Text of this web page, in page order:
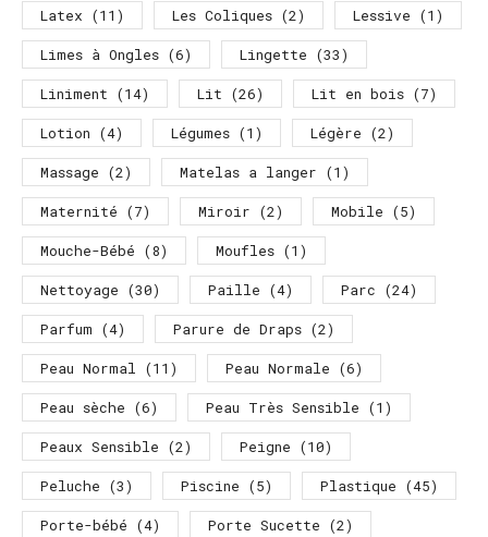
Latex (11) Les Coliques (2) Lessive (1)
Limes à Ongles (6) Lingette (33)
Liniment (14) Lit (26) Lit en bois (7)
Lotion (4) Légumes (1) Légère (2)
Massage (2) Matelas a langer (1)
Maternité (7) Miroir (2) Mobile (5)
Mouche-Bébé (8) Moufles (1)
Nettoyage (30) Paille (4) Parc (24)
Parfum (4) Parure de Draps (2)
Peau Normal (11) Peau Normale (6)
Peau sèche (6) Peau Très Sensible (1)
Peaux Sensible (2) Peigne (10)
Peluche (3) Piscine (5) Plastique (45)
Porte-bébé (4) Porte Sucette (2)